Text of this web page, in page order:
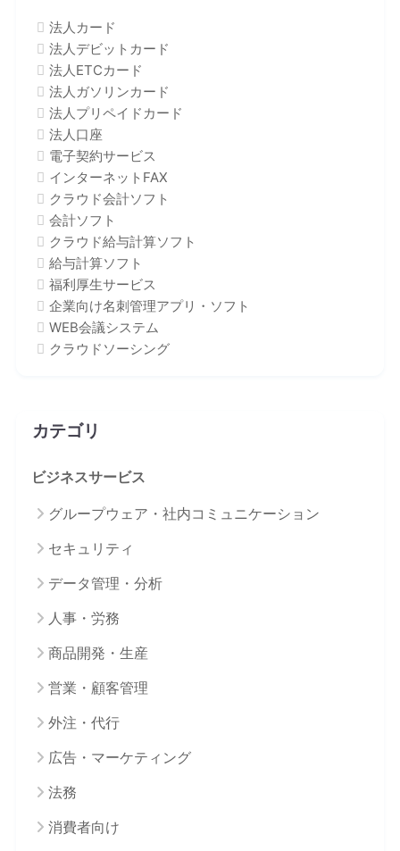
法人カード
法人デビットカード
法人ETCカード
法人ガソリンカード
法人プリペイドカード
法人口座
電子契約サービス
インターネットFAX
クラウド会計ソフト
会計ソフト
クラウド給与計算ソフト
給与計算ソフト
福利厚生サービス
企業向け名刺管理アプリ・ソフト
WEB会議システム
クラウドソーシング
カテゴリ
ビジネスサービス
グループウェア・社内コミュニケーション
セキュリティ
データ管理・分析
人事・労務
商品開発・生産
営業・顧客管理
外注・代行
広告・マーケティング
法務
消費者向け